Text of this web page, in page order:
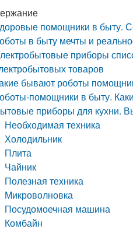
помощники в быту.
в быту мечты и
приборы
товаров
бывают роботы
помощники в быту.
приборы для кухни.
Необходимая техника
Холодильник
Плита
Чайник
Полезная техника
Микроволновка
Посудомоечная машина
Комбайн